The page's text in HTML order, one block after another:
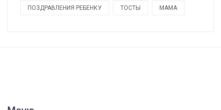
ПОЗДРАВЛЕНИЯ РЕБЕНКУ ТОСТЫ МАМА